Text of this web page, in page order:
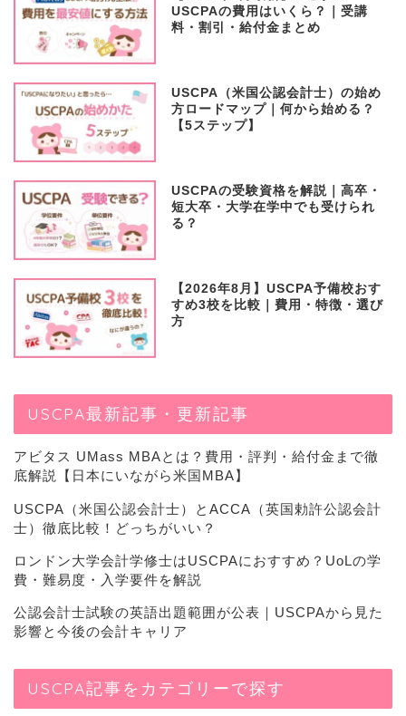
USCPAの費用はいくら？｜受講
料・割引・給付金まとめ
USCPA（米国公認会計士）の始め
方ロードマップ｜何から始める？
【5ステップ】
USCPAの受験資格を解説｜高卒・
短大卒・大学在学中でも受けられ
る？
【2026年8月】USCPA予備校おす
すめ3校を比較｜費用・特徴・選び
方
USCPA最新記事・更新記事
アビタス UMass MBAとは？費用・評判・給付金まで徹
底解説【日本にいながら米国MBA】
USCPA（米国公認会計士）とACCA（英国勅許公認会計
士）徹底比較！どっちがいい？
ロンドン大学会計学修士はUSCPAにおすすめ？UoLの学
費・難易度・入学要件を解説
公認会計士試験の英語出題範囲が公表｜USCPAから見た
影響と今後の会計キャリア
USCPA記事をカテゴリーで探す